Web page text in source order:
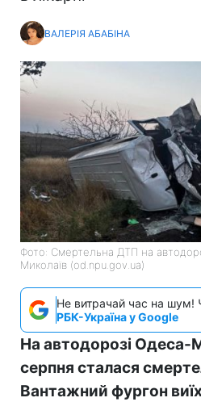
ВАЛЕРІЯ АБАБІНА
Фото: Смертельна ДТП на
Миколаїв (od.npu.gov.ua)
Не витрачай час на шум!
РБК-Україна у Google
На автодорозі Одеса-
серпня сталася
Вантажний фургон